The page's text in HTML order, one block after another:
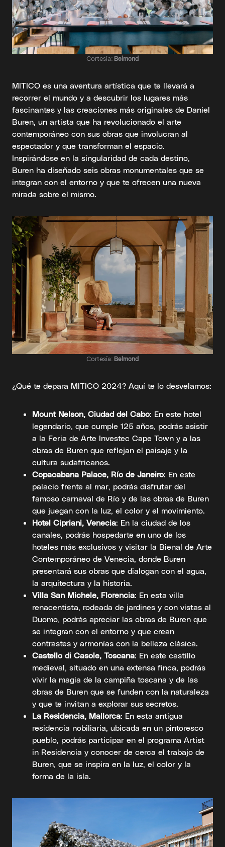
Cortesía: Belmond
MITICO es una aventura artística que te llevará a
recorrer el mundo y a descubrir los lugares más
fascinantes y las creaciones más originales de Daniel
Buren, un artista que ha revolucionado el arte
contemporáneo con sus obras que involucran al
espectador y que transforman el espacio.
Inspirándose en la singularidad de cada destino,
Buren ha diseñado seis obras monumentales que se
integran con el entorno y que te ofrecen una nueva
mirada sobre el mismo.
Cortesía: Belmond
¿Qué te depara MITICO 2024? Aquí te lo desvelamos:
Mount Nelson, Ciudad del Cabo: En este hotel
legendario, que cumple 125 años, podrás asistir
a la Feria de Arte Investec Cape Town y a las
obras de Buren que reflejan el paisaje y la
cultura sudafricanos.
Copacabana Palace, Río de Janeiro: En este
palacio frente al mar, podrás disfrutar del
famoso carnaval de Río y de las obras de Buren
que juegan con la luz, el color y el movimiento.
Hotel Cipriani, Venecia: En la ciudad de los
canales, podrás hospedarte en uno de los
hoteles más exclusivos y visitar la Bienal de Arte
Contemporáneo de Venecia, donde Buren
presentará sus obras que dialogan con el agua,
la arquitectura y la historia.
Villa San Michele, Florencia: En esta villa
renacentista, rodeada de jardines y con vistas al
Duomo, podrás apreciar las obras de Buren que
se integran con el entorno y que crean
contrastes y armonías con la belleza clásica.
Castello di Casole, Toscana: En este castillo
medieval, situado en una extensa finca, podrás
vivir la magia de la campiña toscana y de las
obras de Buren que se funden con la naturaleza
y que te invitan a explorar sus secretos.
La Residencia, Mallorca: En esta antigua
residencia nobiliaria, ubicada en un pintoresco
pueblo, podrás participar en el programa Artist
in Residencia y conocer de cerca el trabajo de
Buren, que se inspira en la luz, el color y la
forma de la isla.